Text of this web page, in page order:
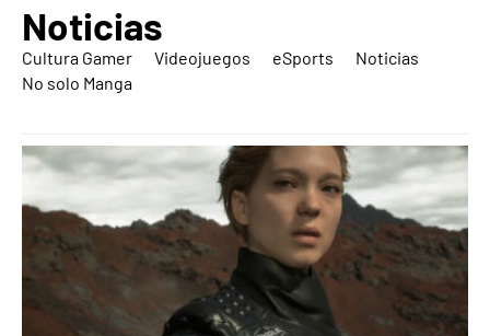
Noticias
Cultura Gamer Videojuegos eSports
Noticias
No solo Manga